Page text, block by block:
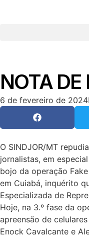
NOTA DE
6 de fevereiro de 2024
O SINDJOR/MT
jornalistas, em
bojo da operação
em Cuiabá, inquérito
Especializada de
Hoje, na 3.º fase da
apreensão de
Enock Cavalcante e